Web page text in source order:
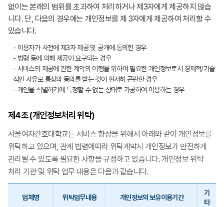
없이는 본래의 범위를 초과하여 처리하거나 제3자에게 제공하지 않습
니다. 단, 다음의 경우에는 개인정보를 제 3자에게 제공하여 처리할 수
있습니다.
- 이용자가 사전에 제3자 제공 및 공개에 동의한 경우
- 법령 등에 의해 제공이 요구되는 경우
- 서비스의 제공에 관한 계약의 이행을 위하여 필요한 개인정보로서 경제적/기술
적인 사유로 통상의 동의를 받는 것이 현저히 곤란한 경우
- 개인을 식별하기에 특정할 수 없는 상태로 가공하여 이용하는 경우
제4조 (개인정보처리 위탁)
서울여자간호대학교는 서비스 향상을 위해서 아래와 같이 개인정보를
위탁하고 있으며, 관계 법령에따라 위탁계약시 개인정보가 안전하게
관리될 수 있도록 필요한 사항을 규정하고 있습니다. 개인정보 위탁
처리 기관 및 위탁 업무 내용은 다음과 같습니다.
업체명 위탁업무내용 개인정보의 보유이용기간
기
타